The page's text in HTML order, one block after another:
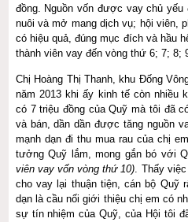
đồng. Nguồn vốn được vay chủ
nuôi và mở mang dịch vụ; hội viên,
có hiệu quả, đúng mục đích và hầu
thành viên vay đến vòng thứ 6; 7; 8;
Chị Hoàng Thị Thanh, khu Đống
năm 2013 khi ấy kinh tế còn nhiều
có 7 triệu đồng của Quỹ mà tôi đã
và bán, dần dần được tăng nguồn
mạnh dạn đi thu mua rau của chị
tưởng Quỹ lắm, mong gắn bó với
viên vay vốn vòng thứ 10). Thấy
cho vay lại thuận tiện, cán bộ Quỹ
dạn là cầu nối giới thiệu chị em có
sự tín nhiệm của Quỹ, của Hội tôi